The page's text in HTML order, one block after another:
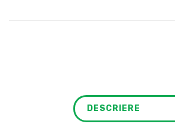
DESCRIERE